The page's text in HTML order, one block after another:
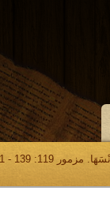
139 - 141